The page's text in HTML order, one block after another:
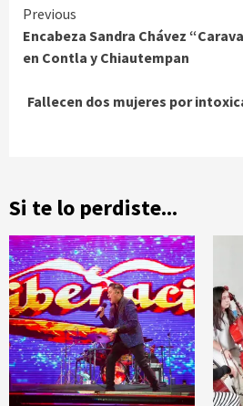
Continue
Reading
Previous
Encabeza Sandra Chávez
en Contla y Chiautempan
Fallecen dos mujeres por
Si te lo perdiste...